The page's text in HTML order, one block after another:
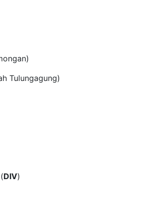
Tulungagung)
DIV)